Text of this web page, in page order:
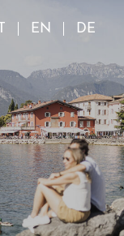
EN DE